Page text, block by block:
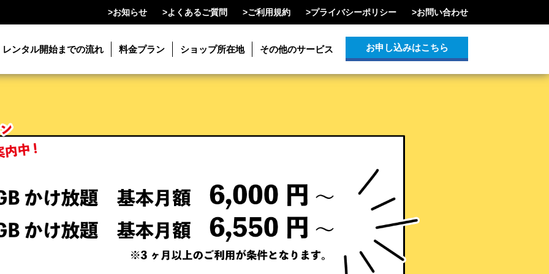
>お知らせ >よくあるご質問 >ご利用規約 >プライバシーポリシー >お問い合わせ
レンタル開始までの流れ 料金プラン ショップ所在地 その他のサービス お申し込みはこちら